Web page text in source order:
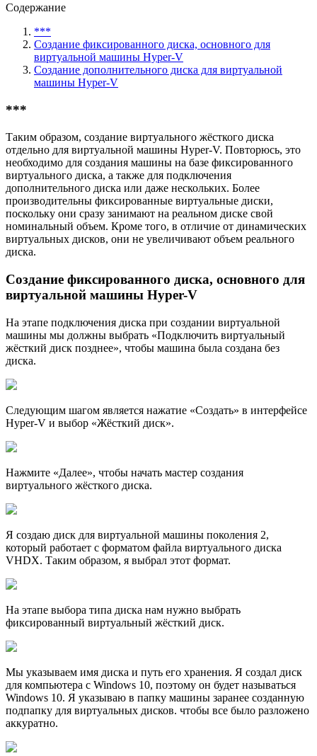
Содержание
***
Создание фиксированного диска, основного для
виртуальной машины Hyper-V
Создание дополнительного диска для виртуальной
машины Hyper-V
***
Таким образом, создание виртуального жёсткого диска
отдельно для виртуальной машины Hyper-V. Повторюсь, это
необходимо для создания машины на базе фиксированного
виртуального диска, а также для подключения
дополнительного диска или даже нескольких. Более
производительны фиксированные виртуальные диски,
поскольку они сразу занимают на реальном диске свой
номинальный объем. Кроме того, в отличие от динамических
виртуальных дисков, они не увеличивают объем реального
диска.
Создание фиксированного диска, основного для
виртуальной машины Hyper-V
На этапе подключения диска при создании виртуальной
машины мы должны выбрать «Подключить виртуальный
жёсткий диск позднее», чтобы машина была создана без
диска.
Следующим шагом является нажатие «Создать» в интерфейсе
Hyper-V и выбор «Жёсткий диск».
Нажмите «Далее», чтобы начать мастер создания
виртуального жёсткого диска.
Я создаю диск для виртуальной машины поколения 2,
который работает с форматом файла виртуального диска
VHDX. Таким образом, я выбрал этот формат.
На этапе выбора типа диска нам нужно выбрать
фиксированный виртуальный жёсткий диск.
Мы указываем имя диска и путь его хранения. Я создал диск
для компьютера с Windows 10, поэтому он будет называться
Windows 10. Я указываю в папку машины заранее созданную
подпапку для виртуальных дисков. чтобы все было разложено
аккуратно.